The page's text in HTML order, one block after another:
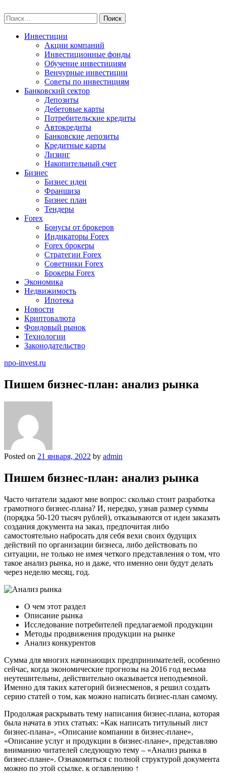
to
content
Найти:
Инвестиции
Акции компаний
Инвестиционные фонды
Обучение инвестициям
Венчурные инвестиции
Советы по инвестициям
Банковский сектор
Депозиты
Дебетовые карты
Потребительские кредиты
Автокредиты
Банковские депозиты
Кредитные карты
Лизинг
Накопительный счет
Бизнес
Бизнес идеи
Франшиза
Бизнес план
Тендеры
Forex
Бонусы от брокеров
Индикаторы Forex
Forex брокеры
Стратегии Forex
Советники Forex
Брокеры Forex
Экономика
Недвижимость
Ипотека
Новости
Криптовалюта
Фондовый рынок
Технологии
Законодательство
npo-invest.ru
Пишем бизнес-план: анализ рынка
Posted on 21 января, 2022 by admin
Пишем бизнес-план: анализ рынка
Часто читатели задают мне вопрос: сколько стоит разработка
грамотного бизнес-плана? И, нередко, узнав размер суммы
(порядка 50-120 тысяч рублей), отказываются от идеи заказать
создания документа на заказ, предпочитая либо
самостоятельно набросать для себя вехи своих будущих
действий по организации бизнеса, либо действовать по
ситуации, не только не имея четкого представления о том, что
такое анализ рынка, но и даже, что именно они будут делать
через неделю месяц, год.
О чем этот раздел
Описание рынка
Исследование потребителей предлагаемой продукции
Методы продвижения продукции на рынке
Анализ конкурентов
Сумма для многих начинающих предпринимателей, особенно
сейчас, когда экономические прогнозы на 2016 год весьма
неутешительны, действительно оказывается неподъемной.
Именно для таких категорий бизнесменов, я решил создать
серию статей о том, как можно написать бизнес-план самому.
Продолжая раскрывать тему написания бизнес-плана, которая
была начата в этих статьях: «Как написать титульный лист
бизнес-плана», «Описание компании в бизнес-плане»,
«Описание услуг и продукции в бизнес-плане», представляю
вниманию читателей следующую тему – «Анализ рынка в
бизнес-плане». Ознакомиться с полной структурой документа
можно по этой ссылке. к оглавлению ↑